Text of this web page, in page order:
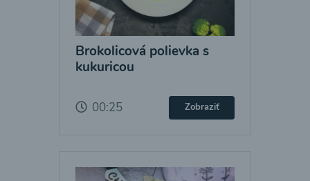
Brokolicová polievka s
kukuricou
00:25 Zobraziť